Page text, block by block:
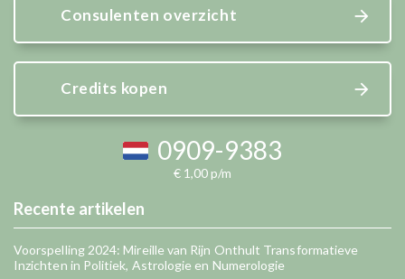
Consulenten overzicht
Credits kopen
0909-9383
€ 1,00 p/m
Recente artikelen
Voorspelling 2024: Mireille van Rijn Onthult Transformatieve
Inzichten in Politiek, Astrologie en Numerologie